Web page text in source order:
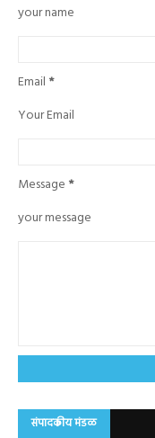
your name
Email *
Your Email
Message *
your message
संपादकीय मंडळ